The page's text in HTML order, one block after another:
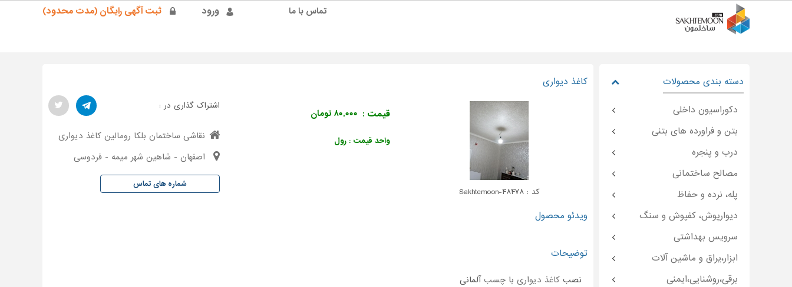
ورود ثبت آگهی رایگان (مدت محدود) تماس با ما
کاغذ دیواری
کد : Sakhtemoon-۴۸۴۷۸
قیمت : ۸۰,۰۰۰ تومان
واحد قیمت : رول
ویدئو محصول
توضیحات
نصب کاغذ دیواری با چسبآلمانی
اشتراک گذاری در :
نقاشی ساختمان بلکا رومالین کاغذ دیواری
اصفهان - شاهین شهر میمه - فردوسی
شماره های تماس
دسته بندی محصولات
دکوراسیون داخلی
بتن و فراورده های بتنی
درب و پنجره
مصالح ساختمانی
پله، نرده و حفاظ
دیوارپوش، کفپوش و سنگ
سرویس بهداشتی
ابزار،یراق و ماشین آلات
برقی،روشنایی،ایمنی